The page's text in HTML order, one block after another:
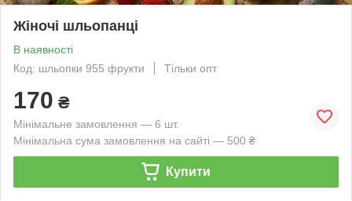
Жіночі шльопанці
В наявності
Код: шльопки 955 фрукти
Тільки опт
170 ₴
Мінімальне замовлення — 6 шт.
Мінімальна сума замовлення на сайті — 500 ₴
Купити